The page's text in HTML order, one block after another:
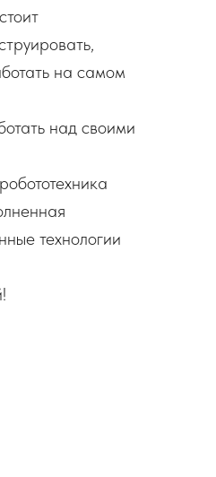
на самом
над своими
технологии